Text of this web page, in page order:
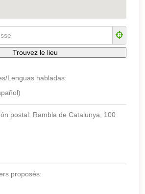
Lenguas habladas:
postal: Rambla de Catalunya, 100
proposés: